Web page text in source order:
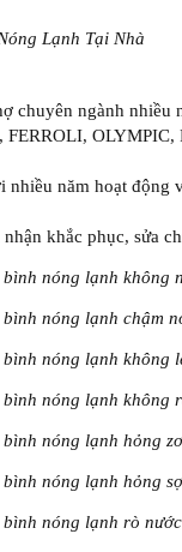
Lạnh Tại Nhà
chuyên ngành nhiều
FERROLI, OLYMPIC,
nhiều năm hoạt động
nhận khắc phục, sửa
bình nóng lạnh không
bình nóng lạnh chậm
bình nóng lạnh không
bình nóng lạnh không
bình nóng lạnh hỏng
bình nóng lạnh hỏng
bình nóng lạnh rò nước